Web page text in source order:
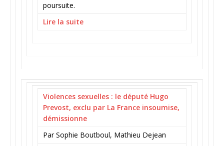
poursuite.
Lire la suite
Violences sexuelles : le député Hugo
Prevost, exclu par La France insoumise,
démissionne
Par Sophie Boutboul, Mathieu Dejean